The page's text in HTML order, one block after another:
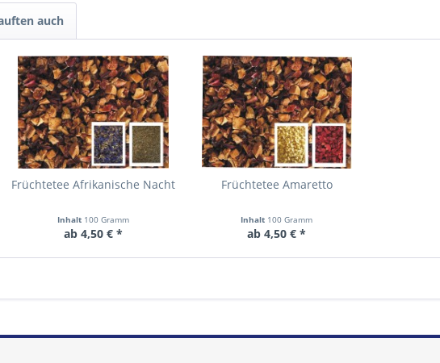
auch
Früchtetee Afrikanische Nacht
Inhalt 100 Gramm
ab 4,50 € *
Früchtetee Amaretto
Inhalt 100 Gramm
ab 4,50 € *